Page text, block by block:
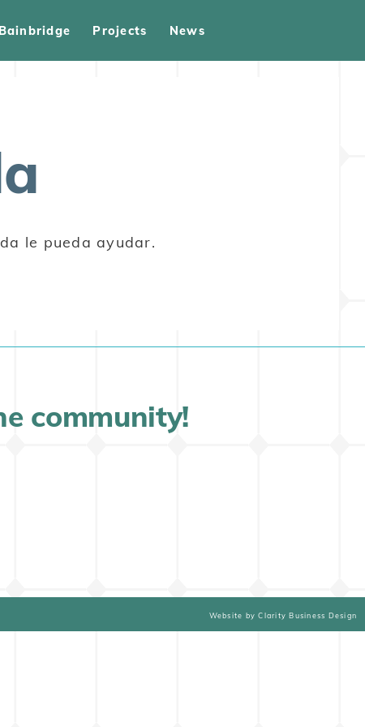
Projects News
le pueda ayudar.
community!
Website by Clarity Business Design